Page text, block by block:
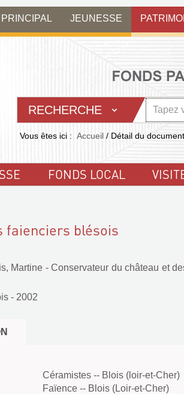
JEUNESSE
RECHERCHE
Vous êtes ici : Accueil / Détail du document
FONDS LOCAL
faienciers blésois
Martine - Conservateur du château et
- 2002
Céramistes -- Blois (loir-et-Cher)
Faïence -- Blois (Loir-et-Cher)